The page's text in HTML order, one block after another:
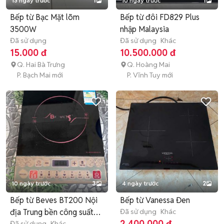
Bếp từ Bạc Mặt lõm
3500W
Đã sử dụng
15.000 đ
Q. Hai Bà Trưng
P. Bạch Mai mới
Bếp từ đôi FD829 Plus
nhập Malaysia
Đã sử dụng Khác
10.500.000 đ
Q. Hoàng Mai
P. Vĩnh Tuy mới
10 ngày trước 3
Bếp từ Beves BT200 Nội
địa Trung bền công suất
4 ngày trước 2
Bếp từ Vanessa Đen
Đã sử dụng Khác